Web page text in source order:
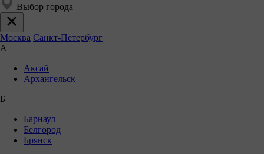
Выбор города
Москва Санкт-Петербург
А
Аксай
Архангельск
Б
Барнаул
Белгород
Брянск